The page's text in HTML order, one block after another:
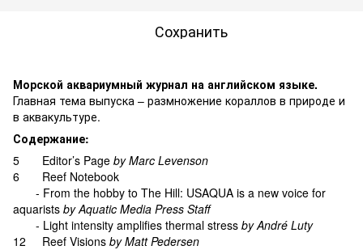
Сохранить
Морской аквариумный журнал на английском языке.
Главная тема выпуска – размножение кораллов в природе и
в аквакультуре.
Содержание:
5 Editor’s Page by Marc Levenson
6 Reef Notebook
- From the hobby to The Hill: USAQUA is a new voice for
aquarists by Aquatic Media Press Staff
- Light intensity amplifies thermal stress by André Luty
12 Reef Visions by Matt Pedersen